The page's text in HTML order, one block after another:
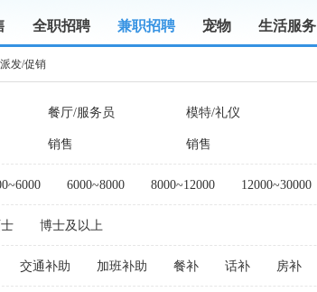
全职招聘 兼职招聘 宠物 生活服务
派发/促销
餐厅/服务员 模特/礼仪
销售 销售
6000~8000 8000~12000 12000~30000
博士及以上
交通补助 加班补助 餐补 话补 房补